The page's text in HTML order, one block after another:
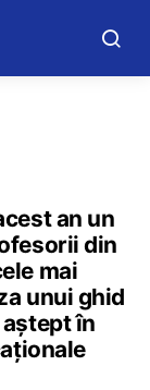
an un
din
mai
unui ghid
în